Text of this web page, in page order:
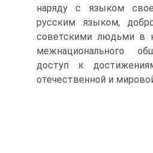
наряду с языком
русским языком,
советскими людьми в
межнационального
доступ к
отечественной и